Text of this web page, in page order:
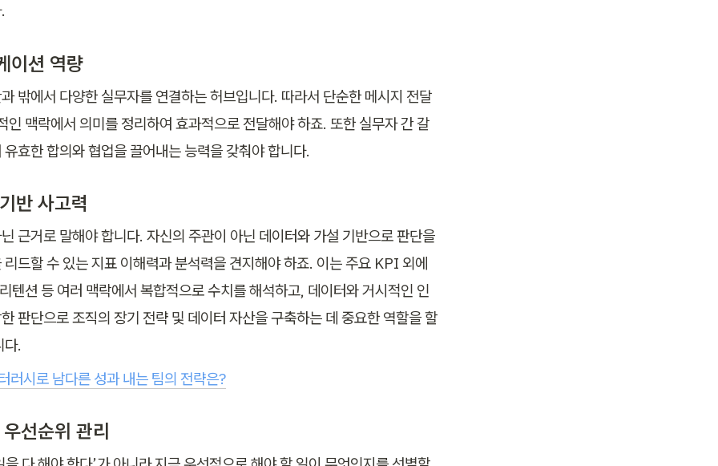
이션 역량
밖에서 다양한 실무자를 연결하는 허브입니다. 따라서 단순한 메시지 전달
인 맥락에서 의미를 정리하여 효과적으로 전달해야 하죠. 또한 실무자 간 갈
효한 합의와 협업을 끌어내는 능력을 갖춰야 합니다.
반 사고력
근거로 말해야 합니다. 자신의 주관이 아닌 데이터와 가설 기반으로 판단을
드할 수 있는 지표 이해력과 분석력을 견지해야 하죠. 이는 주요 KPI 외에
텐션 등 여러 맥락에서 복합적으로 수치를 해석하고, 데이터와 거시적인 인
판단으로 조직의 장기 전략 및 데이터 자산을 구축하는 데 중요한 역할을 할
다.
러시로 남다른 성과 내는 팀의 전략은?
선순위 관리